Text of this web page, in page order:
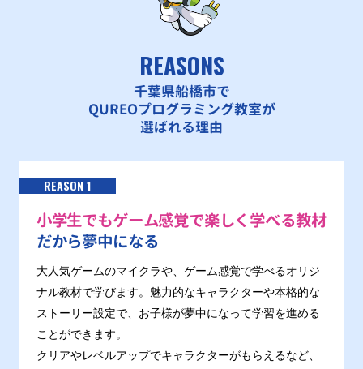
新京成電鉄、東葉高速鉄道 北習志野駅 徒歩1分
REASONS
千葉県船橋市で
QUREOプログラミング教室が
選ばれる理由
REASON 1
小学生でもゲーム感覚で楽しく学べる教材
だから夢中になる
大人気ゲームのマイクラや、ゲーム感覚で学べるオリジ
ナル教材で学びます。魅力的なキャラクターや本格的な
ストーリー設定で、お子様が夢中になって学習を進める
ことができます。
クリアやレベルアップでキャラクターがもらえるなど、